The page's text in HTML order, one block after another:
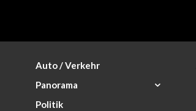
Auto / Verkehr
Panorama
Politik